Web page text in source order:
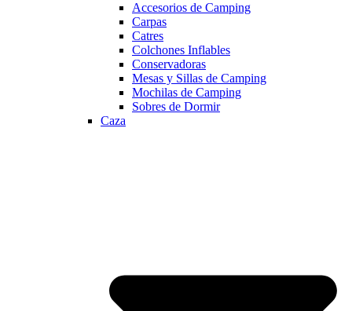
Accesorios de Camping
Carpas
Catres
Colchones Inflables
Conservadoras
Mesas y Sillas de Camping
Mochilas de Camping
Sobres de Dormir
Caza